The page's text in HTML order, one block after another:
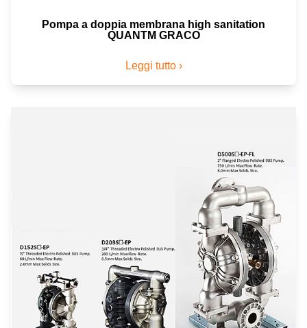
Pompa a doppia membrana high sanitation
QUANTM GRACO
Leggi tutto ›